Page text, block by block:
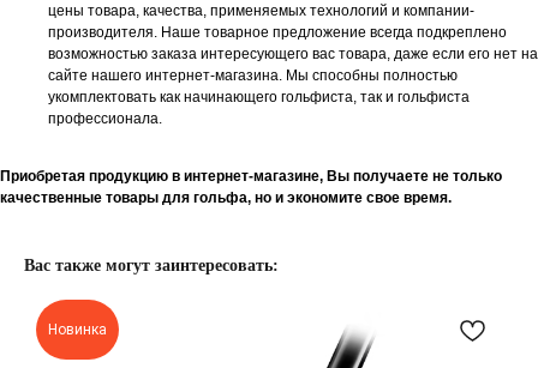
цены товара, качества, применяемых технологий и компании-
производителя. Наше товарное предложение всегда подкреплено
возможностью заказа интересующего вас товара, даже если его нет на
сайте нашего интернет-магазина. Мы способны полностью
укомплектовать как начинающего гольфиста, так и гольфиста
профессионала.
Приобретая продукцию в интернет-магазине, Вы получаете не только
качественные товары для гольфа, но и экономите свое время.
Вас также могут заинтересовать:
Новинка